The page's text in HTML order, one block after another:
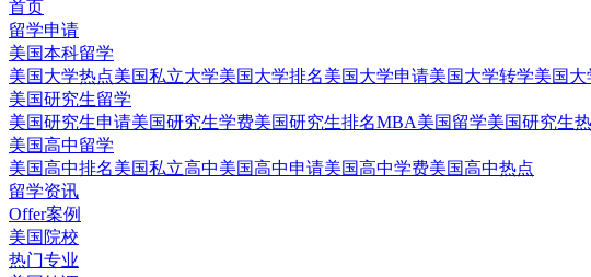
首页
留学申请
美国本科留学
美国大学热点美国私立大学美国大学排名美国大学申请美国大学转学美国
美国研究生留学
美国研究生申请美国研究生学费美国研究生排名MBA美国留学美国研究生
美国高中留学
美国高中排名美国私立高中美国高中申请美国高中学费美国高中热点
留学资讯
Offer案例
美国院校
热门专业